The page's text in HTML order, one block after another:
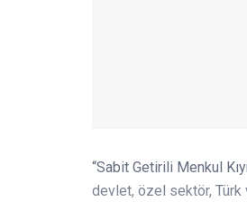
“Sabit Getirili Menkul
devlet, özel sektör, Türk